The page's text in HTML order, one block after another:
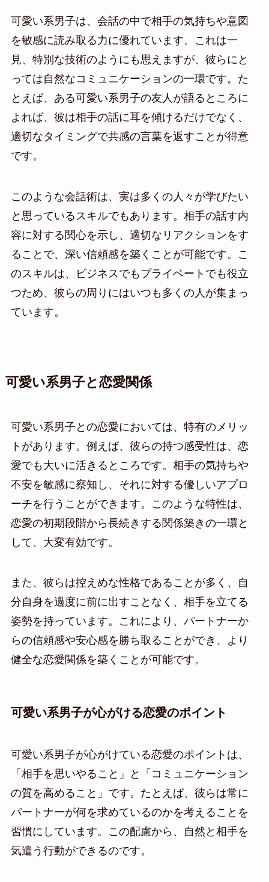
可愛い系男子は、会話の中で相手の気持ちや意図
を敏感に読み取る力に優れています。これは一
見、特別な技術のようにも思えますが、彼らにと
っては自然なコミュニケーションの一環です。た
とえば、ある可愛い系男子の友人が語るところに
よれば、彼は相手の話に耳を傾けるだけでなく、
適切なタイミングで共感の言葉を返すことが得意
です。
このような会話術は、実は多くの人々が学びたい
と思っているスキルでもあります。相手の話す内
容に対する関心を示し、適切なリアクションをす
ることで、深い信頼感を築くことが可能です。こ
のスキルは、ビジネスでもプライベートでも役立
つため、彼らの周りにはいつも多くの人が集まっ
ています。
可愛い系男子と恋愛関係
可愛い系男子との恋愛においては、特有のメリッ
トがあります。例えば、彼らの持つ感受性は、恋
愛でも大いに活きるところです。相手の気持ちや
不安を敏感に察知し、それに対する優しいアプロ
ーチを行うことができます。このような特性は、
恋愛の初期段階から長続きする関係築きの一環と
して、大変有効です。
また、彼らは控えめな性格であることが多く、自
分自身を過度に前に出すことなく、相手を立てる
姿勢を持っています。これにより、パートナーか
らの信頼感や安心感を勝ち取ることができ、より
健全な恋愛関係を築くことが可能です。
可愛い系男子が心がける恋愛のポイント
可愛い系男子が心がけている恋愛のポイントは、
「相手を思いやること」と「コミュニケーション
の質を高めること」です。たとえば、彼らは常に
パートナーが何を求めているのかを考えることを
習慣にしています。この配慮から、自然と相手を
気遣う行動ができるのです。